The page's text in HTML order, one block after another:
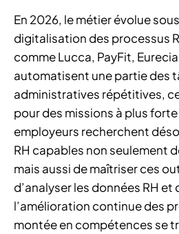
En 2026, le métier évolue
digitalisation des processus
comme Lucca, PayFit,
automatisent une partie des
administratives répétitives,
pour des missions à plus
employeurs recherchent
RH capables non seulement
mais aussi de maîtriser ces
d’analyser les données RH
l’amélioration continue des
montée en compétences se